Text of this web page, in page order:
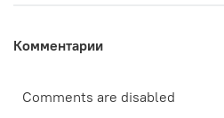
Комментарии
Comments are disabled